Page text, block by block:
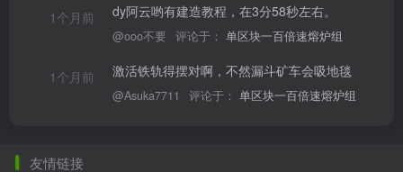
1个月前 dy阿云哟有建造教程，在3分58秒左右。
@ooo不要 评论于： 单区块一百倍速熔炉组
1个月前 激活铁轨得摆对啊，不然漏斗矿车会吸地毯
@Asuka7711 评论于： 单区块一百倍速熔炉组
友情链接